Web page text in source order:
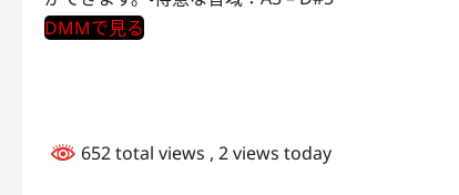
DMMで見る
652 total views , 2 views today